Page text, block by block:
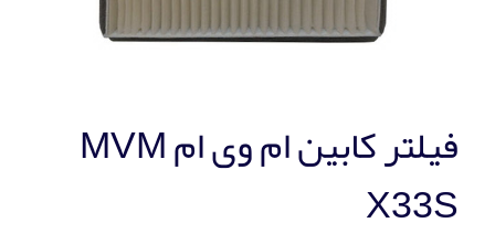
فیلتر کابین ام وی ام MVM
X33S